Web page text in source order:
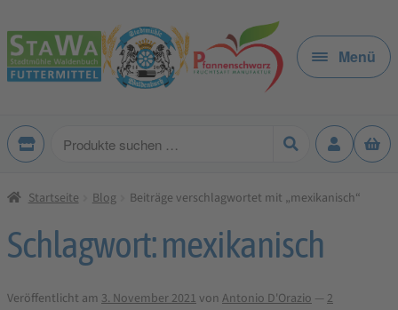
Zur
Navigation
springen
Zum
Inhalt
springen
Menü
Produkte
Startseite Blog Beiträge verschlagwortet mit „mexikanisch“
Schlagwort:mexikanisch
Veröffentlicht am 3. November 2021von Antonio D'Orazio — 2